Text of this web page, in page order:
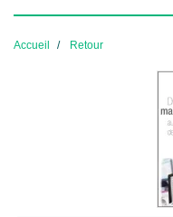
Accueil Retour